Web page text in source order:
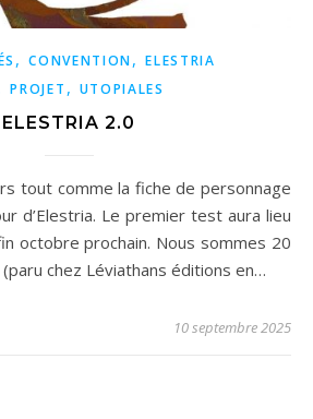
,CONVENTION,ELESTRIA
PROJET , UTOPIALES
ELESTRIA 2.0
d’Elestria. Le premier test aura lieu
octobre prochain. Nous sommes 20
chez Léviathans éditions en…
10 septembre 2025